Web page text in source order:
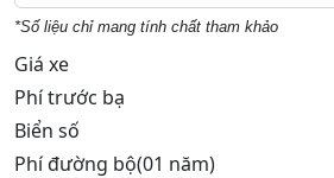
*Số liệu chỉ mang tính chất tham khảo
Giá xe
Phí trước bạ
Biển số
Phí đường bộ(01 năm)